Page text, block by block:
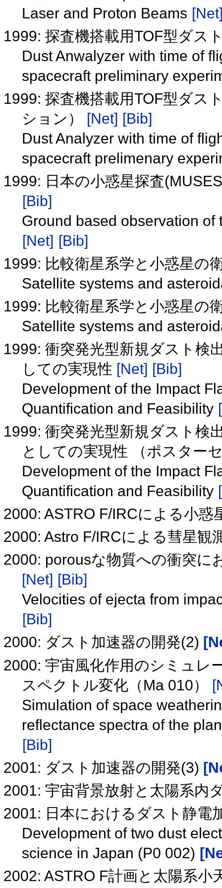
Laser and Proton Beams
1999: 探査機搭載用TOF型ダス
Dust Anwalyzer with time of
spacecraft preliminary
1999: 探査機搭載用TOF型ダス
ション） [Net] [Bib]
Dust Analyzer with time of
spacecraft prelimenary
1999: 日本の小惑星探査
[Bib]
Ground based observation of
[Net] [Bib]
1999: 比較衛星系学と小惑星の
Satellite systems and
1999: 比較衛星系学と小惑星の
Satellite systems and
1999: 衝突発光型新規ダスト検
しての実現性 [Net] [Bib]
Development of the Impact
Quantification and Feasibility
1999: 衝突発光型新規ダスト検
としての実現性 （ポスター
Development of the Impact
Quantification and Feasibility
2000: ASTRO F/IRCによる小惑
2000: Astro F/IRCによる彗星観
2000: porousな物質への衝突に
[Net] [Bib]
Velocities of ejecta from
[Bib]
2000: ダスト加速器の開発(2)
2000: 宇宙風化作用のシミュレ
スペクトル変化（Ma 010）
Simulation of space
reflectance spectra of the
[Bib]
2001: ダスト加速器の開発(3)
2001: 宇宙背景放射と太陽系内
2001: 日本におけるダスト静電
Development of two dust
science in Japan (P0 002)
2002: ASTRO F計画と太陽系